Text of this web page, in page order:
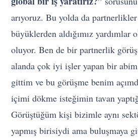
arıyoruz. Bu yolda da
büyüklerden aldığımız yardımlar
oluyor. Ben de bir partnerlik
alanda çok iyi işler yapan bir
gittim ve bu görüşme benim
içimi dökme isteğimin tavan
Görüştüğüm kişi bizimle aynı
yapmış birisiydi ama buluşmaya